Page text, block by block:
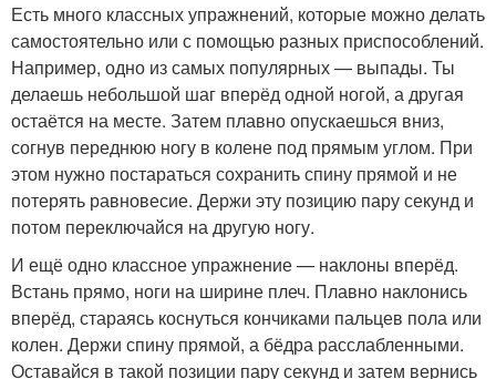
Есть много классных упражнений, которые можно делать
самостоятельно или с помощью разных приспособлений.
Например, одно из самых популярных — выпады. Ты
делаешь небольшой шаг вперёд одной ногой, а другая
остаётся на месте. Затем плавно опускаешься вниз,
согнув переднюю ногу в колене под прямым углом. При
этом нужно постараться сохранить спину прямой и не
потерять равновесие. Держи эту позицию пару секунд и
потом переключайся на другую ногу.
И ещё одно классное упражнение — наклоны вперёд.
Встань прямо, ноги на ширине плеч. Плавно наклонись
вперёд, стараясь коснуться кончиками пальцев пола или
колен. Держи спину прямой, а бёдра расслабленными.
Оставайся в такой позиции пару секунд и затем вернись